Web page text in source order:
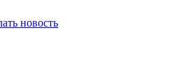
новость